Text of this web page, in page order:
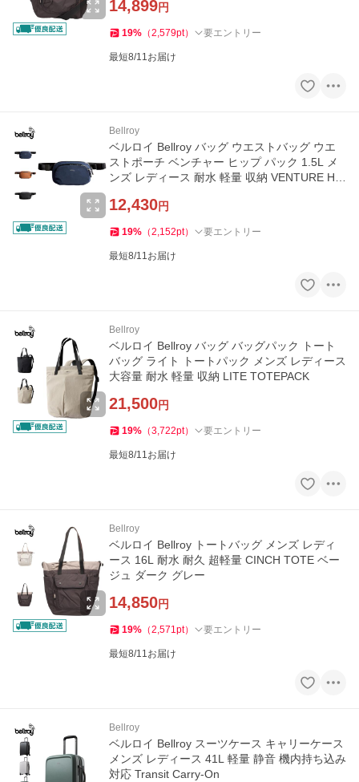
14,899円
19% （2,579pt） 要エントリー
最短8/11お届け
Bellroy
ベルロイ Bellroy バッグ ウエストバッグ ウエ
ストポーチ ベンチャー ヒップ パック 1.5L メ
ンズ レディース 耐水 軽量 収納 VENTURE HIP
12,430円
19% （2,152pt） 要エントリー
最短8/11お届け
Bellroy
ベルロイ Bellroy バッグ バッグパック トート
バッグ ライト トートパック メンズ レディース
大容量 耐水 軽量 収納 LITE TOTEPACK
21,500円
19% （3,722pt） 要エントリー
最短8/11お届け
Bellroy
ベルロイ Bellroy トートバッグ メンズ レディ
ース 16L 耐水 耐久 超軽量 CINCH TOTE ベー
ジュ ダーク グレー
14,850円
19% （2,571pt） 要エントリー
最短8/11お届け
Bellroy
ベルロイ Bellroy スーツケース キャリーケース
メンズ レディース 41L 軽量 静音 機内持ち込み
対応 Transit Carry-On